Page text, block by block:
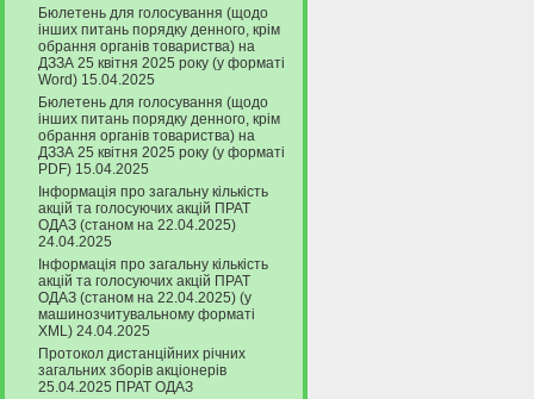
Бюлетень для голосування (щодо
інших питань порядку денного, крім
обрання органів товариства) на
ДЗЗА 25 квітня 2025 року (у форматі
Word) 15.04.2025
Бюлетень для голосування (щодо
інших питань порядку денного, крім
обрання органів товариства) на
ДЗЗА 25 квітня 2025 року (у форматі
PDF) 15.04.2025
Інформація про загальну кількість
акцій та голосуючих акцій ПРАТ
ОДАЗ (станом на 22.04.2025)
24.04.2025
Інформація про загальну кількість
акцій та голосуючих акцій ПРАТ
ОДАЗ (станом на 22.04.2025) (у
машинозчитувальному форматі
XML) 24.04.2025
Протокол дистанційних річних
загальних зборів акціонерів
25.04.2025 ПРАТ ОДАЗ